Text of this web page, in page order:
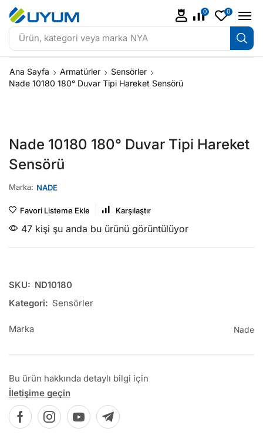
Ürün, kategori veya marka NYA
0 0
Ana Sayfa Armatürler
Sensörler
Nade 10180 180° Duvar Tipi Hareket Sensörü
Nade 10180 180° Duvar Tipi Hareket
Sensörü
Marka: NADE
Favori Listeme Ekle Karşılaştır
47 kişi şu anda bu ürünü görüntülüyor
SKU: ND10180
Kategori: Sensörler
Marka Nade
Bu ürün hakkında detaylı bilgi için
İletişime geçin